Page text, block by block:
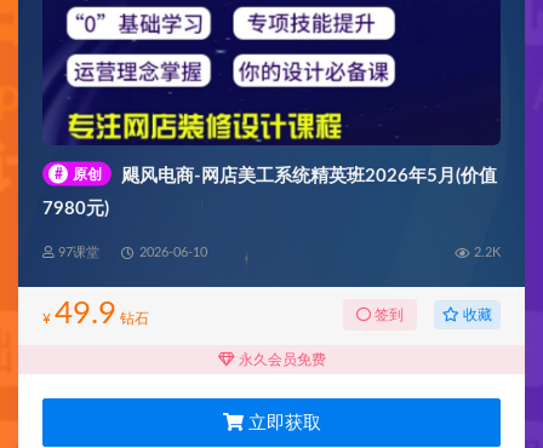
# 原创
飓风电商-网店美工系统精英班2026年5月(价值
7980元)
97课堂 2026-06-10 2.2K
¥ 49.9 钻石 签到 收藏
永久会员免费
立即获取